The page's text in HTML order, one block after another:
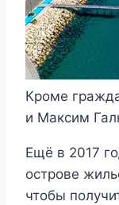
Кроме
и Максим
Ещё в 2017
острове
чтобы